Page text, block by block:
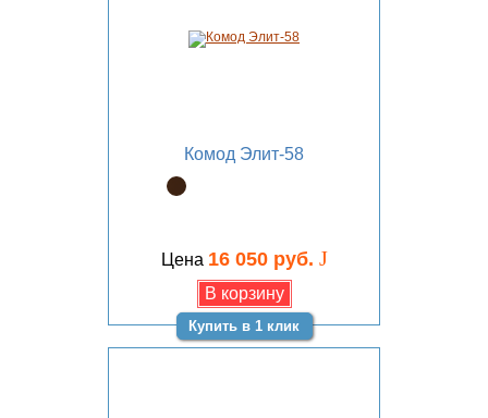
Комод Элит-58
Цена 16 050 руб. J
Купить в 1 клик